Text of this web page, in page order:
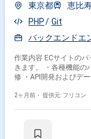
東京都
恵比
PHP
Git
バックエンドエ
作業内容 ECサイトの
きます。 ・各種機能の
修 ・API開発およびデ
2ヶ月前・ 提供元: フリコン